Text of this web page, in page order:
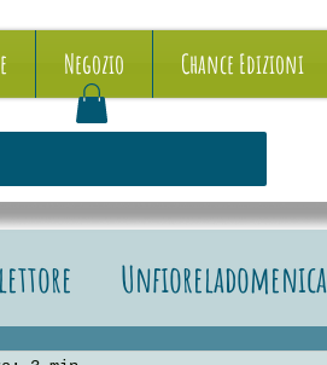
Negozio Chance Edizioni
Unfioreladomenica